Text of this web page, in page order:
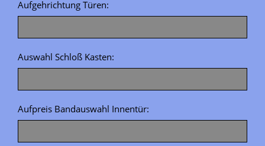
Aufgehrichtung Türen:
Auswahl Schloß Kasten:
Aufpreis Bandauswahl Innentür: